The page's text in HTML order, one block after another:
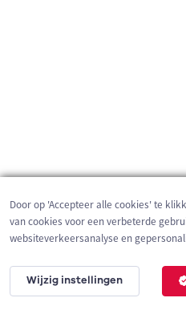
2 km
Door op 'Accepteer alle cookies' te
van cookies voor een verbeterde
websiteverkeersanalyse en
Wijzig instellingen